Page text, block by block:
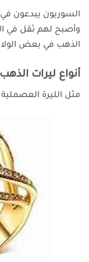
السوريون يبدعون
وأصبح لهم ثقل في
الذهب في بعض
أنواع ليرات
مثل الليرة العصملية